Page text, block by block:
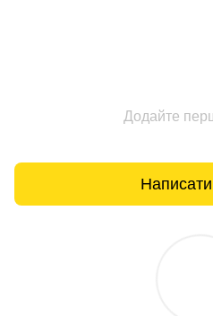
Додайте
Написати